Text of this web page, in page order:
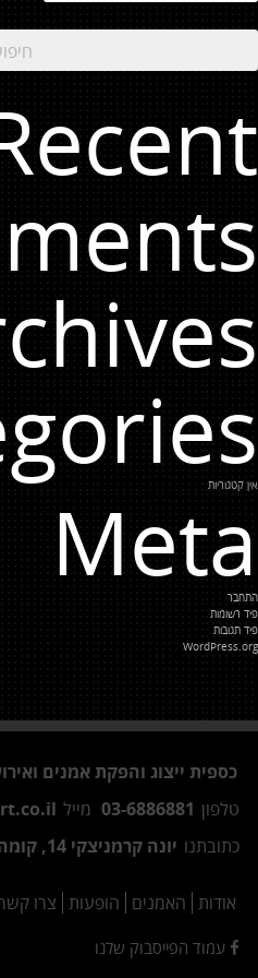
אין קטגוריות
Meta
התחבר
פיד רשומות
פיד תגובות
WordPress.org
כספית ייצוג והפקת אמנים
טלפון 03-6886881 מייל
כתובתנו יונה קרמניצקי 14, קומה ג, תל אביב.
אודות האמנים הופעות צרו
עמוד הפייסבוק שלנו